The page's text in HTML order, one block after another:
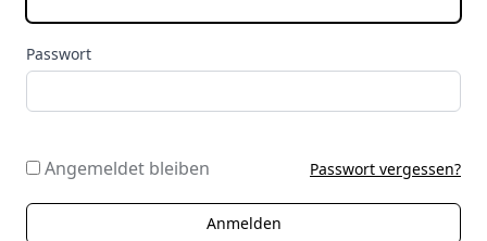
Passwort
Angemeldet bleiben Passwort vergessen?